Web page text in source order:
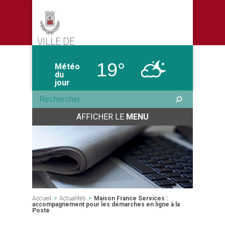
VILLE DE
Météo
du
jour
19°
AFFICHER LE MENU
Accueil > Actualités > Maison France Services :
accompagnement pour les démarches en ligne à la
Poste